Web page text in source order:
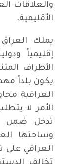
والعلاقات
الأقليمية.
يملك العراق
إقليمياً
الأطراف
يكون بلداً
العراقية
الأمر لا
تدخل ضمن
وساحتها
العراقي على